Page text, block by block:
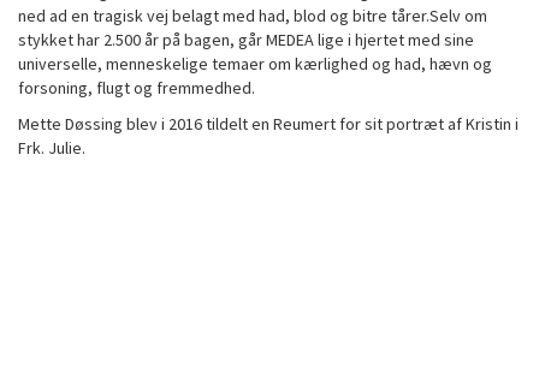
ned ad en tragisk vej belagt med had, blod og bitre tårer.Selv om
stykket har 2.500 år på bagen, går MEDEA lige i hjertet med sine
universelle, menneskelige temaer om kærlighed og had, hævn og
forsoning, flugt og fremmedhed.
Mette Døssing blev i 2016 tildelt en Reumert for sit portræt af Kristin i
Frk. Julie.